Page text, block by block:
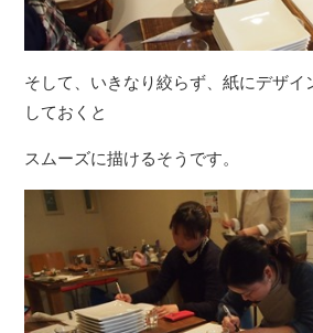
そして、いきなり絞らず、紙にデザイ
しておくと
スムーズに描けるそうです。